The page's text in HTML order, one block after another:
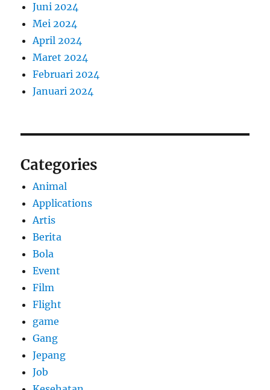
Juni 2024
Mei 2024
April 2024
Maret 2024
Februari 2024
Januari 2024
Categories
Animal
Applications
Artis
Berita
Bola
Event
Film
Flight
game
Gang
Jepang
Job